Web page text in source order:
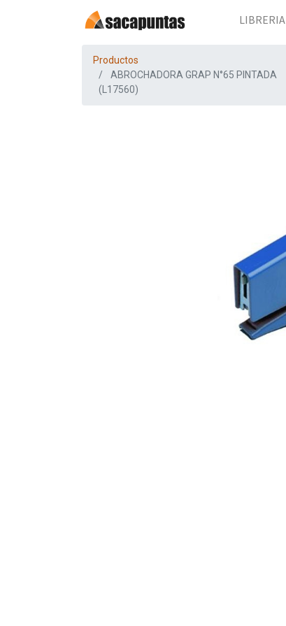
LIBRERIA
Productos
ABROCHADORA GRAP N°65 PINTADA
(L17560)